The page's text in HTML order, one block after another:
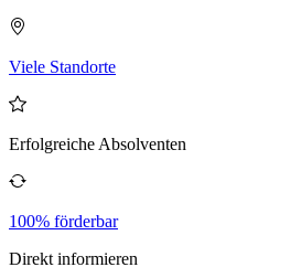
Viele Standorte
Erfolgreiche Absolventen
100% förderbar
Direkt informieren